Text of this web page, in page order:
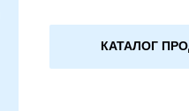
КАТАЛОГ